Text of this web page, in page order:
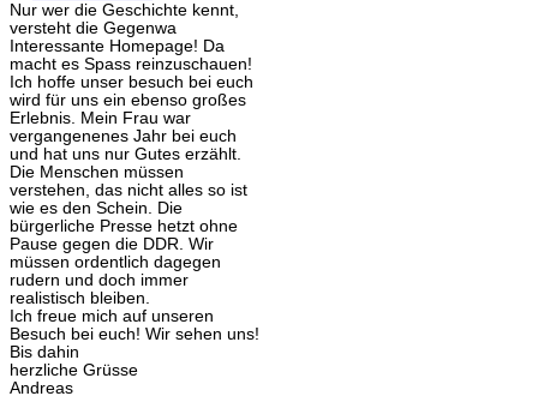
Nur wer die Geschichte kennt,
versteht die Gegenwa
Interessante Homepage! Da
macht es Spass reinzuschauen!
Ich hoffe unser besuch bei euch
wird für uns ein ebenso großes
Erlebnis. Mein Frau war
vergangenenes Jahr bei euch
und hat uns nur Gutes erzählt.
Die Menschen müssen
verstehen, das nicht alles so ist
wie es den Schein. Die
bürgerliche Presse hetzt ohne
Pause gegen die DDR. Wir
müssen ordentlich dagegen
rudern und doch immer
realistisch bleiben.
Ich freue mich auf unseren
Besuch bei euch! Wir sehen uns!
Bis dahin
herzliche Grüsse
Andreas